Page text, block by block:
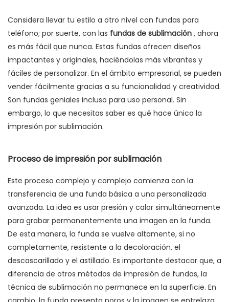
Considera llevar tu estilo a otro nivel con fundas para
teléfono; por suerte, con las fundas de sublimación , ahora
es más fácil que nunca. Estas fundas ofrecen diseños
impactantes y originales, haciéndolas más vibrantes y
fáciles de personalizar. En el ámbito empresarial, se pueden
vender fácilmente gracias a su funcionalidad y creatividad.
Son fundas geniales incluso para uso personal. Sin
embargo, lo que necesitas saber es qué hace única la
impresión por sublimación.
Proceso de impresión por sublimación
Este proceso complejo y complejo comienza con la
transferencia de una funda básica a una personalizada
avanzada. La idea es usar presión y calor simultáneamente
para grabar permanentemente una imagen en la funda.
De esta manera, la funda se vuelve altamente, si no
completamente, resistente a la decoloración, el
descascarillado y el astillado. Es importante destacar que, a
diferencia de otros métodos de impresión de fundas, la
técnica de sublimación no permanece en la superficie. En